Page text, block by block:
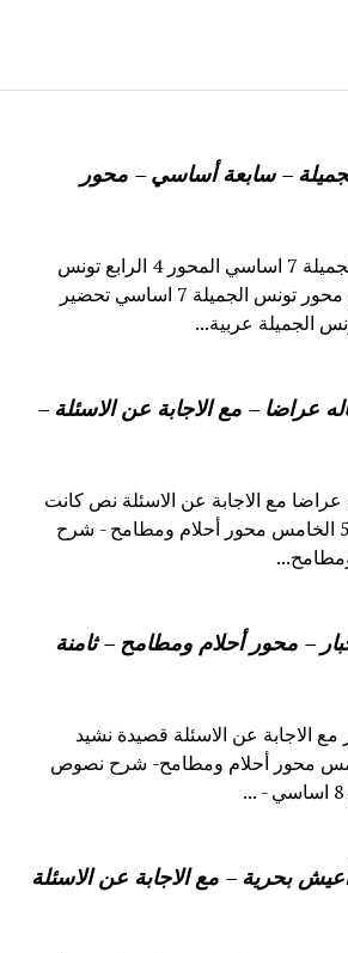
– سابعة أساسي – محور
شرح قصيدة تونس الجميلة 7 اساسي المحور 4 الرابع تونس
الجميلة شرح نصوص محور تونس الجميلة 7 اساسي تحضير
الجميلة عربية...
عراضا – مع الاجابة عن الاسئلة –
مع الاجابة عن الاسئلة نص كانت
أماله عراضا المحور 5 الخامس محور أحلام ومطامح - شرح
– محور أحلام ومطامح – ثامنة
الاجابة عن الاسئلة قصيدة نشيد
المحور 5 الخامس محور أحلام ومطامح- شرح نصوص
بحرية – مع الاجابة عن الاسئلة